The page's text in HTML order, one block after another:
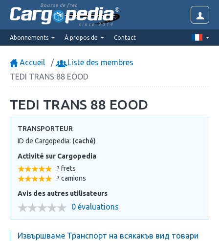
Bourse de fret
since 2014
Abonnements À propos de Contact
Accueil
Liste des membres
TEDI TRANS 88 EOOD
TEDI TRANS 88 EOOD
TRANSPORTEUR
ID de Cargopedia: (caché)
Activité sur Cargopedia
? frets
? camions
Avis des autres utilisateurs
0 évaluations
Извършваме Транспорт на всякакъв вид товари